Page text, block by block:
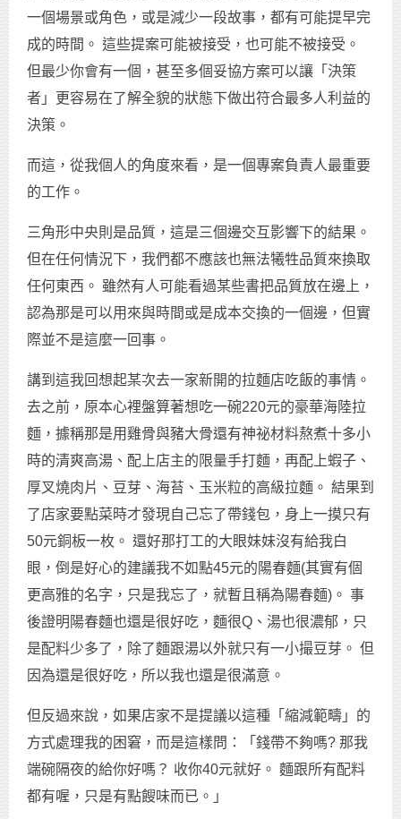
一個場景或角色，或是減少一段故事，都有可能提早完
成的時間。 這些提案可能被接受，也可能不被接受。
但最少你會有一個，甚至多個妥協方案可以讓「決策
者」更容易在了解全貌的狀態下做出符合最多人利益的
決策。
而這，從我個人的角度來看，是一個專案負責人最重要
的工作。
三角形中央則是品質，這是三個邊交互影響下的結果。
但在任何情況下，我們都不應該也無法犧牲品質來換取
任何東西。 雖然有人可能看過某些書把品質放在邊上，
認為那是可以用來與時間或是成本交換的一個邊，但實
際並不是這麼一回事。
講到這我回想起某次去一家新開的拉麵店吃飯的事情。
去之前，原本心裡盤算著想吃一碗220元的豪華海陸拉
麵，據稱那是用雞骨與豬大骨還有神祕材料熬煮十多小
時的清爽高湯、配上店主的限量手打麵，再配上蝦子、
厚叉燒肉片、豆芽、海苔、玉米粒的高級拉麵。 結果到
了店家要點菜時才發現自己忘了帶錢包，身上一摸只有
50元銅板一枚。 還好那打工的大眼妹妹沒有給我白
眼，倒是好心的建議我不如點45元的陽春麵(其實有個
更高雅的名字，只是我忘了，就暫且稱為陽春麵)。 事
後證明陽春麵也還是很好吃，麵很Q、湯也很濃郁，只
是配料少多了，除了麵跟湯以外就只有一小撮豆芽。 但
因為還是很好吃，所以我也還是很滿意。
但反過來說，如果店家不是提議以這種「縮減範疇」的
方式處理我的困窘，而是這樣問：「錢帶不夠嗎? 那我
端碗隔夜的給你好嗎？ 收你40元就好。 麵跟所有配料
都有喔，只是有點餿味而已。」